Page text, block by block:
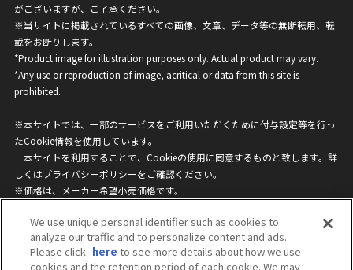
がございますが、ご了承ください。
※当サイトに掲載されているすべての画像、文章、データ等の無断転用、転
載をお断りします。
*Product image for illustration purposes only. Actual product may vary.
*Any use or reproduction of image, acritical or data from this site is
prohibited.
※本サイトでは、一部のサービスをご利用いただくために付与設定等を行っ
たCookie情報を使用しています。
本サイトを利用することで、Cookieの使用に同意するものと致します。詳
しくはプライバシーポリシーをご確認ください。
※価格は、メーカー希望小売価格です。
ざいますのでご了承ください。
We use unique personal identifier such as cookies to
analyze our traffic and to personalize content and ads.
Please click here to see more details about how we use
cookies and the retention period of each cookie. We may